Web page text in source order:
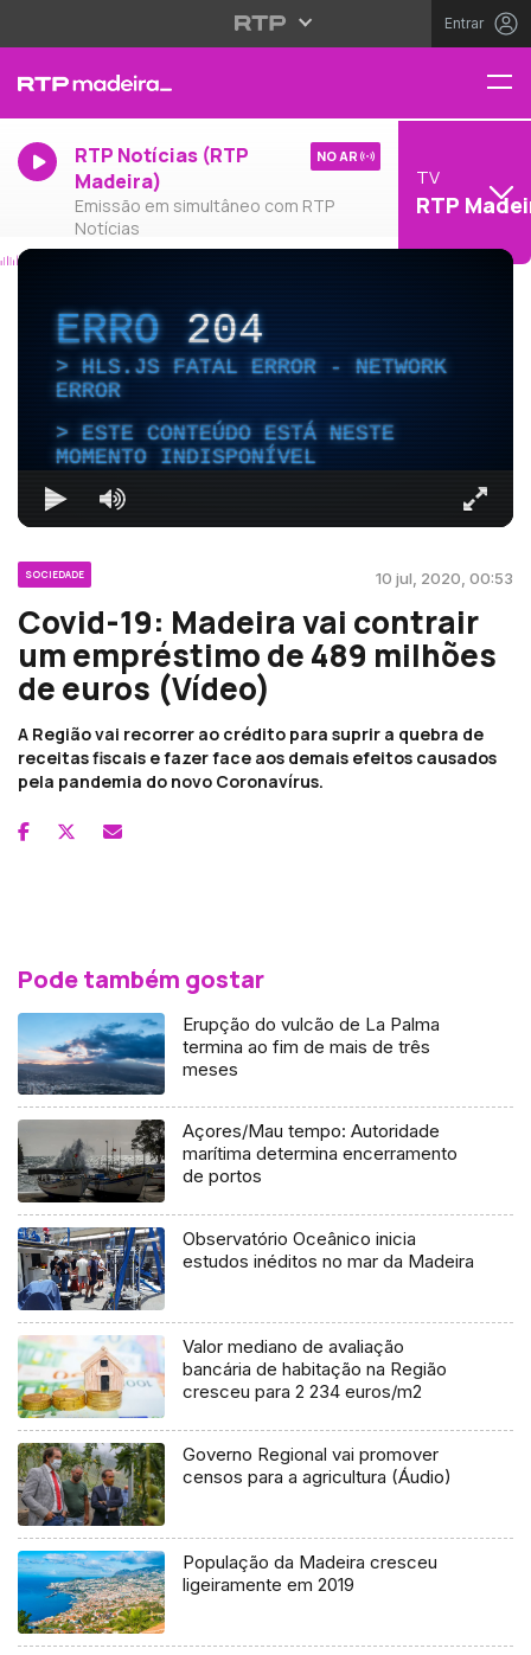
Entrar
RTP Notícias (RTP
Madeira)
Emissão em simultâneo com RTP
Notícias
NO AR
TV
RTP
ERRO204
HLS.JS FATAL ERROR - NETWORK
ERROR
ESTE CONTEÚDO ESTÁ NESTE
MOMENTO INDISPONÍVEL
SOCIEDADE 10 jul, 2020, 00:53
Covid-19: Madeira vai contrair
um empréstimo de 489 milhões
de euros (Vídeo)
A Região vai recorrer ao crédito para suprir a quebra de
receitas fiscais e fazer face aos demais efeitos causados
pela pandemia do novo Coronavírus.
Pode também gostar
Erupção do vulcão de La Palma
termina ao fim de mais de três
meses
Açores/Mau tempo: Autoridade
marítima determina encerramento
de portos
Observatório Oceânico inicia
estudos inéditos no mar da Madeira
Valor mediano de avaliação
bancária de habitação na Região
cresceu para 2 234 euros/m2
Governo Regional vai promover
censos para a agricultura (Áudio)
População da Madeira cresceu
ligeiramente em 2019